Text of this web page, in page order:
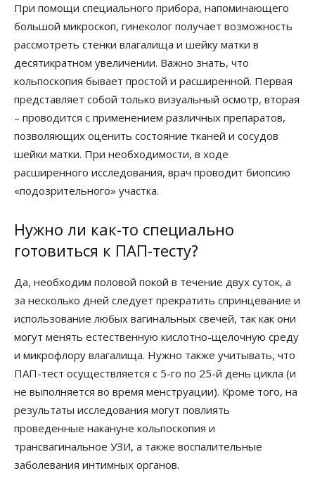
При помощи специального прибора, напоминающего
большой микроскоп, гинеколог получает возможность
рассмотреть стенки влагалища и шейку матки в
десятикратном увеличении. Важно знать, что
кольпоскопия бывает простой и расширенной. Первая
представляет собой только визуальный осмотр, вторая
– проводится с применением различных препаратов,
позволяющих оценить состояние тканей и сосудов
шейки матки. При необходимости, в ходе
расширенного исследования, врач проводит биопсию
«подозрительного» участка.
Нужно ли как-то специально
готовиться к ПАП-тесту?
Да, необходим половой покой в течение двух суток, а
за несколько дней следует прекратить спринцевание и
использование любых вагинальных свечей, так как они
могут менять естественную кислотно-щелочную среду
и микрофлору влагалища. Нужно также учитывать, что
ПАП-тест осуществляется с 5-го по 25-й день цикла (и
не выполняется во время менструации). Кроме того, на
результаты исследования могут повлиять
проведенные накануне кольпоскопия и
трансвагинальное УЗИ, а также воспалительные
заболевания интимных органов.